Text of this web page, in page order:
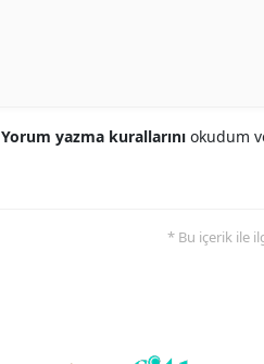
Yorum yazma kurallarını okudum
* Bu içerik ile